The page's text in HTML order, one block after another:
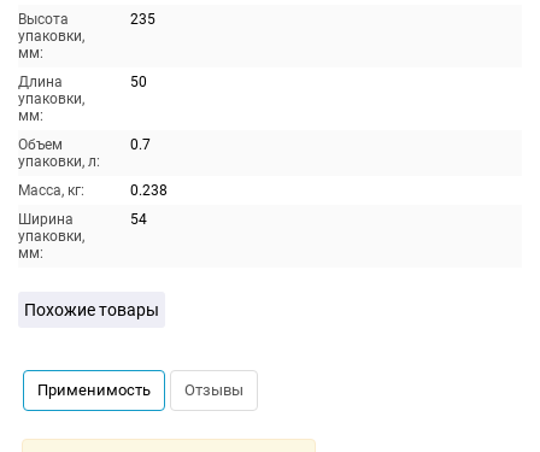
Высота
упаковки,
мм:
235
Длина
упаковки,
мм:
50
Объем
упаковки, л:
0.7
Масса, кг:
0.238
Ширина
упаковки,
мм:
54
Похожие товары
Применимость Отзывы